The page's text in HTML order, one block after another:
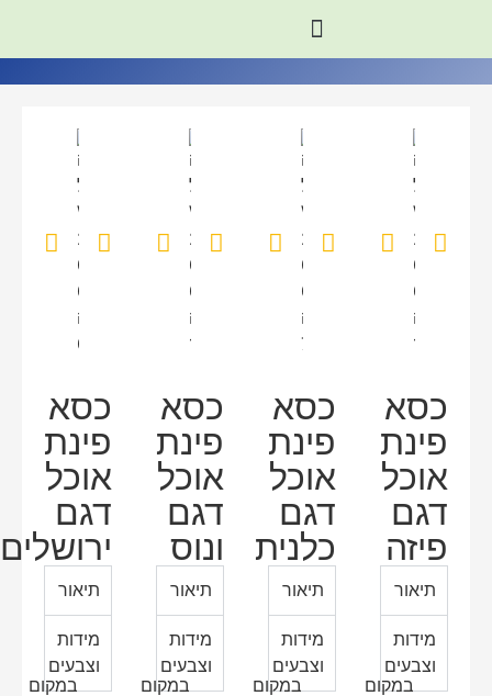
כסא
פינת
אוכל
דגם
פיזה
תיאור
מידות
וצבעים
במקום
כסא
פינת
אוכל
דגם
כלנית
תיאור
מידות
וצבעים
במקום
כסא
פינת
אוכל
דגם
ונוס
תיאור
מידות
וצבעים
במקום
כסא
פינת
אוכל
דגם
ירושלים
תיאור
מידות
וצבעים
במקום